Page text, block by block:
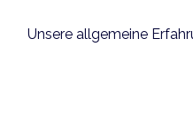
Unsere allgemeine